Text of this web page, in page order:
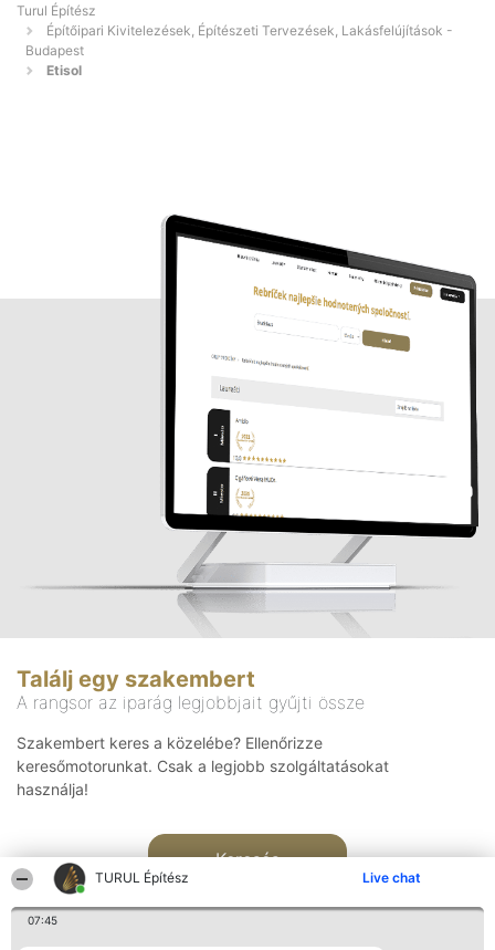
TURUL Építész Live chat
07:45
Turul Építész
Építőipari Kivitelezések, Építészeti Tervezések, Lakásfelújítások -
Budapest
Etisol
Találj egy szakembert
A rangsor az iparág legjobbjait gyűjti össze
Szakembert keres a közelébe? Ellenőrizze
keresőmotorunkat. Csak a legjobb szolgáltatásokat
használja!
Keresés